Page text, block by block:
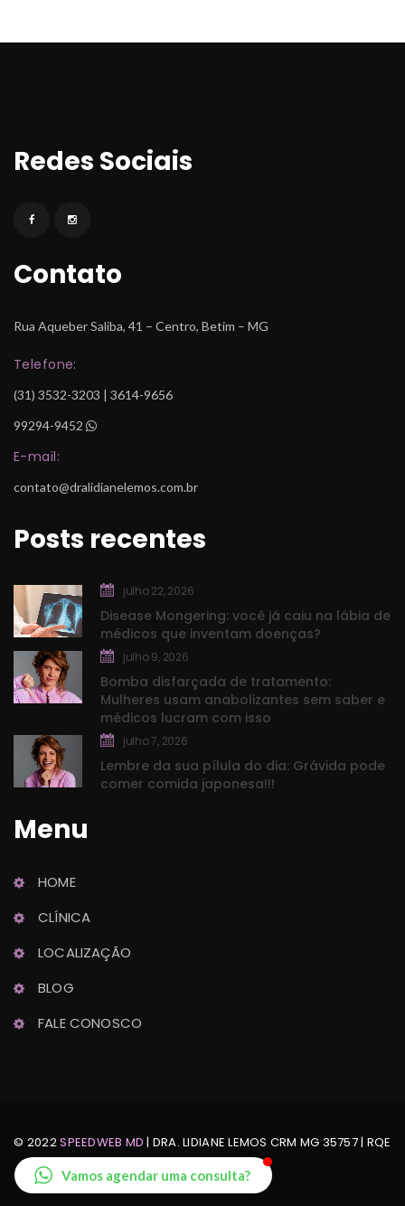
Redes Sociai
Contato
Rua Aqueber Saliba, 41 – Centro, Betim – MG
Telefone:
(31) 3532-3203 | 3614-9656
99294-9452
E-mail:
contato@dralidianelemos.com.br
Posts recente
julho 22, 2026
Disease Mongering: você já caiu na lábia de
médicos que inventam doenças?
julho 9, 2026
Bomba disfarçada de tratamento:
Mulheres usam anabolizantes sem saber e
médicos lucram com isso
julho 7, 2026
Lembre da sua pílula do dia: Grávida pode
comer comida japonesa!!!
Menu
HOME
CLÍNICA
LOCALIZAÇÃO
BLOG
FALE CONOSCO
Vamos agendar uma consulta?
© 2022 SPEEDWEB MD | DRA. LIDIANE LEMOS CRM MG 35757 | RQE
Nº: 24888